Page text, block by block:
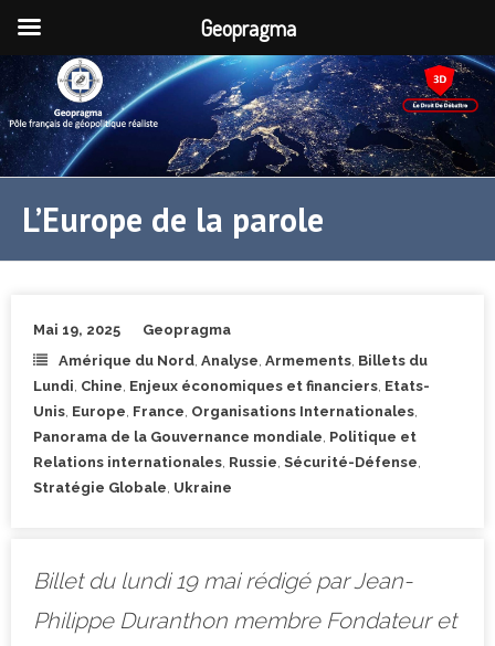
L’Europe de la parole
Mai 19, 2025
Geopragma
Amérique du Nord Analyse Armements Billets du
Lundi Chine Enjeux économiques et financiers Etats-
Unis Europe France Organisations Internationales
Panorama de la Gouvernance mondiale Politique et
Relations internationales Russie Sécurité-Défense
Stratégie Globale Ukraine
Billet du lundi 19 mai rédigé par Jean-
Philippe Duranthon membre Fondateur et
Geopragma